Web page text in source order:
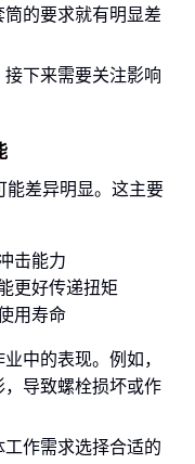
的要求就有明显差
下来需要关注影响
能差异明显。这主要
击能力
更好传递扭矩
用寿命
中的表现。例如，
导致螺栓损坏或作
作需求选择合适的